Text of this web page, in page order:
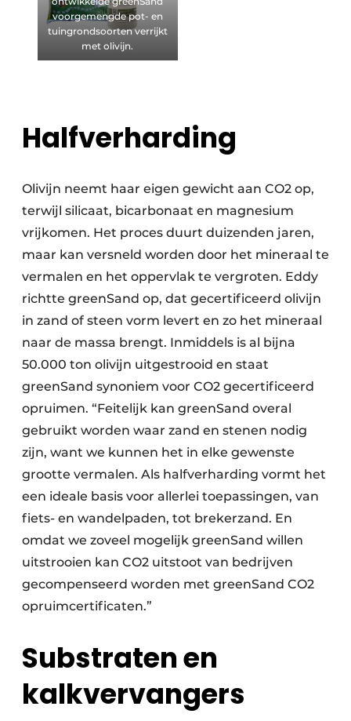
voorgemengde pot- en
tuingrondsoorten verrijkt
met olivijn.
Halfverharding
Olivijn neemt haar eigen gewicht aan CO2 op,
terwijl silicaat, bicarbonaat en magnesium
vrijkomen. Het proces duurt duizenden jaren,
maar kan versneld worden door het mineraal te
vermalen en het oppervlak te vergroten. Eddy
richtte greenSand op, dat gecertificeerd olivijn
in zand of steen vorm levert en zo het mineraal
naar de massa brengt. Inmiddels is al bijna
50.000 ton olivijn uitgestrooid en staat
greenSand synoniem voor CO2 gecertificeerd
opruimen. “Feitelijk kan greenSand overal
gebruikt worden waar zand en stenen nodig
zijn, want we kunnen het in elke gewenste
grootte vermalen. Als halfverharding vormt het
een ideale basis voor allerlei toepassingen, van
fiets- en wandelpaden, tot brekerzand. En
omdat we zoveel mogelijk greenSand willen
uitstrooien kan CO2 uitstoot van bedrijven
gecompenseerd worden met greenSand CO2
opruimcertificaten.”
Substraten en
kalkvervangers